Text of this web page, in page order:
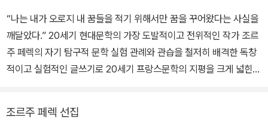
신의 작품을 직접 영화로 만들거나 시나리오 작업에도 참여하며 전방
위적인 창작 활동을 펼쳤다. 작가 사후 흩어져 있던 원고들을 모아 여
러 편의 유작이 출간되었고, 『나는 태어났다』 역시 그렇게 빛을 본 작
품 중 하나이다. 한편 페렉이 사라졌다고 믿었던 『용병대장』의 타자
2년 프랑스 쇠유 출판사에서 출간되었다. 대표작으로는 『사물들』,
일기』 『시집』 등이, 역서로 앙리 메쇼닉의 『시학을 위하여 1』, 제라르
데송의 『시학 입문』, 장 주네의 『사형을 언도받은 자』, 레몽 크노의
『떡갈나무와 개』 『문체 연습』, 자크 데리다의 『조건 없는 대학』, 로베
르 데스노스의 『알 수 없는 여인에게』, 알랭 바디우의 『사랑 예찬』
『무한과 유한』, 조르주 페렉의 『잠자는 남자』 『어렴풋한 부티크』, 마
앙투안 볼로딘의 『작가들』 『바르도 오어 낫 바드로』 등이 있다.
“나는 내가 오로지 내 꿈들을 적기 위해서만 꿈을 꾸어왔다는 사실을
깨달았다.” 20세기 현대문학의 가장 도발적이고 전위적인 작가 조르
주 페렉의 자기 탐구적 문학 실험 관례와 관습을 철저히 배격한 독창
적이고 실험적인 글쓰기로 20세기 프랑스문학의 지평을 크게 넓힌
틀 안에 담아내기 위해 치열하게 노력했다. 특히 그는 사소하고 주변
조르주 페렉 선집